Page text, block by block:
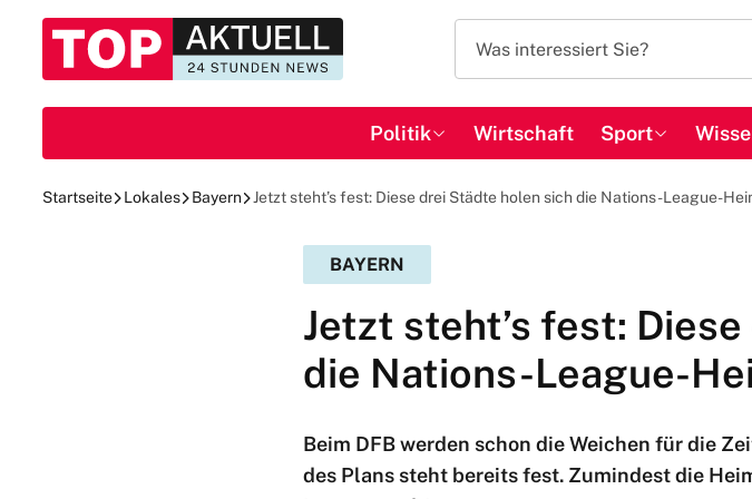
Politik Wirtschaft Sport
Startseite Lokales Bayern Jetzt steht’s fest: Diese drei Städte holen sich die Nations-League-
BAYERN
Jetzt steht’s fest:
die Nations-League-
Beim DFB werden schon die Weichen für die
des Plans steht bereits fest. Zumindest die